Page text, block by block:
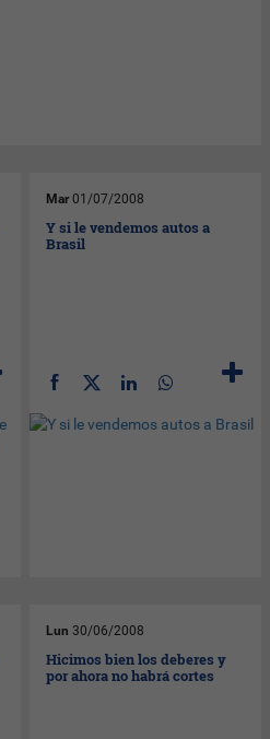
Mar 01/07/2008
Y si le vendemos autos a
Brasil
Lun 30/06/2008
Hicimos bien los deberes y
por ahora no habrá cortes